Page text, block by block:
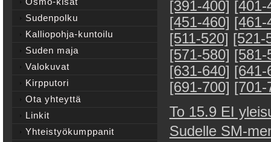
[391-400] [401-
[451-460] [461-
[511-520] [521-
[571-580] [581-
[631-640] [641-
[691-700] [701-
To 15.9 EI
Sudelle SM-
Sudenpolku
Kalliopohja-kuntoilu
Suden maja
Valokuvat
Kirpputori
Ota yhteyttä
Linkit
Yhteistyökumppanit